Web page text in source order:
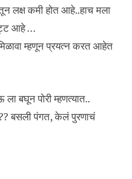
लक्ष कमी होत आहे..हाच मला
आहे …
म्हणून प्रयत्न करत आहेत
बघून पोरी म्हणत्यात..
बसली पंगत, केलं पुरणाचं